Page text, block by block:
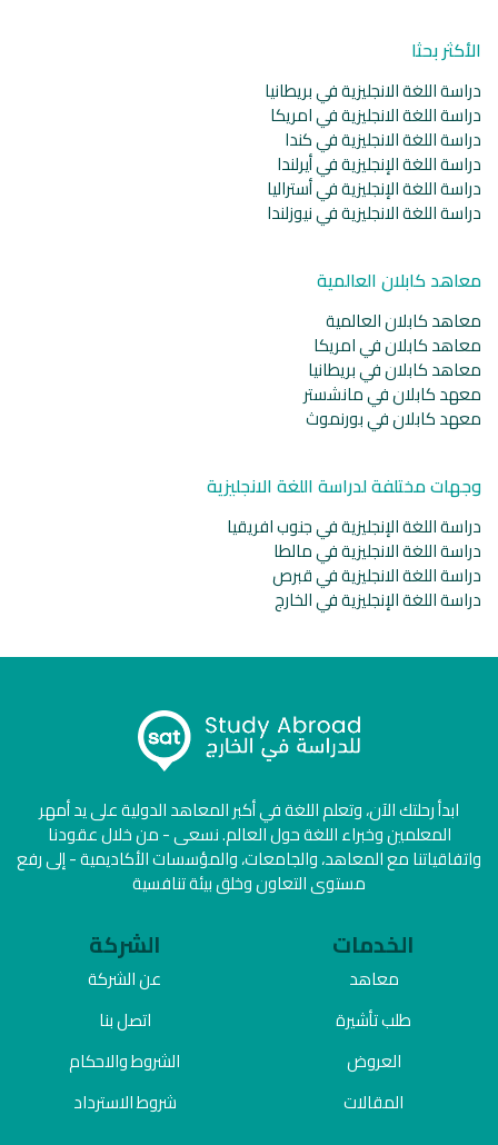
الأكثر بحثا
دراسة اللغة الانجليزية في بريطانيا
دراسة اللغة الانجليزية في امريكا
دراسة اللغة الانجليزية في كندا
دراسة اللغة الإنجليزية في أيرلندا
دراسة اللغة الإنجليزية في أستراليا
دراسة اللغة الانجليزية في نيوزلندا
معاهد كابلان العالمية
معاهد كابلان العالمية
معاهد كابلان في امريكا
معاهد كابلان في بريطانيا
معهد كابلان في مانشستر
معهد كابلان في بورنموث
وجهات مختلفة لدراسة اللغة الانجليزية
دراسة اللغة الإنجليزية في جنوب افريقيا
دراسة اللغة الانجليزية في مالطا
دراسة اللغة الانجليزية في قبرص
دراسة اللغة الإنجليزية في الخارج
ابدأ رحلتك الآن، وتعلم اللغة في أكبر المعاهد الدولية على يد أمهر
المعلمين وخبراء اللغة حول العالم. نسعى - من خلال عقودنا
واتفاقياتنا مع المعاهد، والجامعات، والمؤسسات الأكاديمية - إلى رفع
مستوى التعاون وخلق بيئة تنافسية
الخدمات
معاهد
طلب تأشيرة
العروض
المقالات
الشركة
عن الشركة
اتصل بنا
الشروط والاحكام
شروط الاسترداد